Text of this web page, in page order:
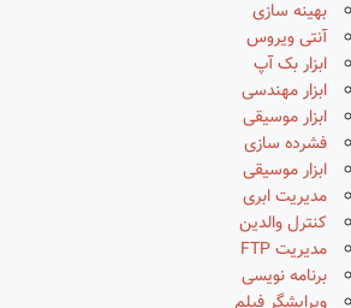
بهینه سازی
آنتی ویروس
ابزار بک آپ
ابزار مهندسی
ابزار موسیقی
فشرده سازی
ابزار موسیقی
مدیریت ابری
کنترل والدین
مدیریت FTP
برنامه نویسی